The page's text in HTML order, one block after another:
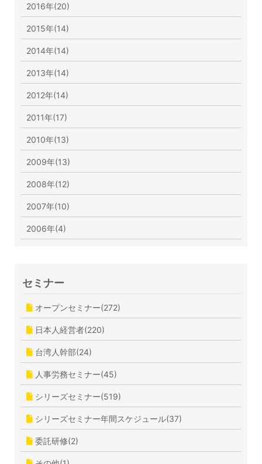
2016年(20)
2015年(14)
2014年(14)
2013年(14)
2012年(14)
2011年(17)
2010年(13)
2009年(13)
2008年(12)
2007年(10)
2006年(4)
セミナー
オープンセミナー(272)
日本人経営者(220)
台湾人幹部(24)
人事労務セミナー(45)
シリーズセミナー(519)
シリーズセミナー年間スケジュール(37)
委託研修(2)